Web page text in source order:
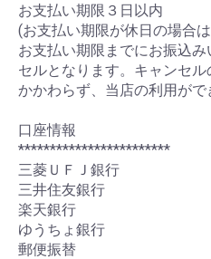
お支払い期限３日以内
(お支払い期限が休日の場合
お支払い期限までにお振込
セルとなります。キャンセ
かかわらず、当店の利用がで
口座情報
************************
三菱ＵＦＪ銀行
三井住友銀行
楽天銀行
ゆうちょ銀行
郵便振替